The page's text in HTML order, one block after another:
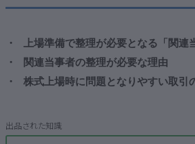
上場準備で整理が必要となる「関連
関連当事者の整理が必要な理由
株式上場時に問題となりやすい取引